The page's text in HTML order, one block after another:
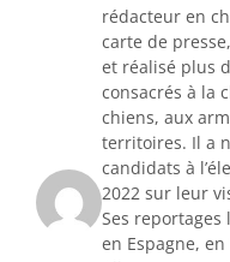
rédacteur en
carte de
et réalisé plus
consacrés à la
chiens, aux
territoires. Il a
candidats à
2022 sur leur
Ses reportages
en Espagne,